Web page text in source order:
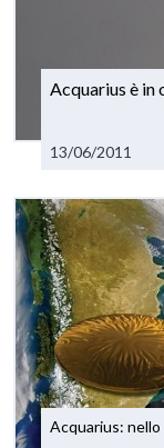
Acquarius è in
13/06/2011
Acquarius: nello